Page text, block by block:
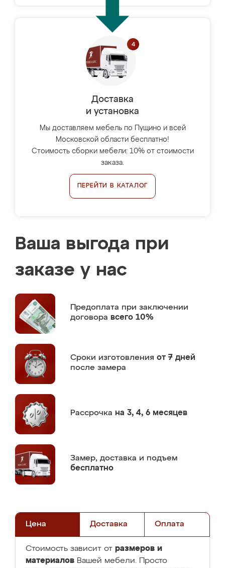
Доставка
и установка
Мы доставляем мебель по Пущино и всей
Московской области бесплатно!
Стоимость сборки мебели: 10% от стоимости
заказа.
ПЕРЕЙТИ В КАТАЛОГ
Ваша выгода при
заказе у нас
Предоплата при заключении
договора всего 10%
Сроки изготовления от 7 дней
после замера
Рассрочка на 3, 4, 6 месяцев
Замер, доставка и подъем
бесплатно
Цена Доставка Оплата
Стоимость зависит от размеров и
материалов Вашей мебели. Просто